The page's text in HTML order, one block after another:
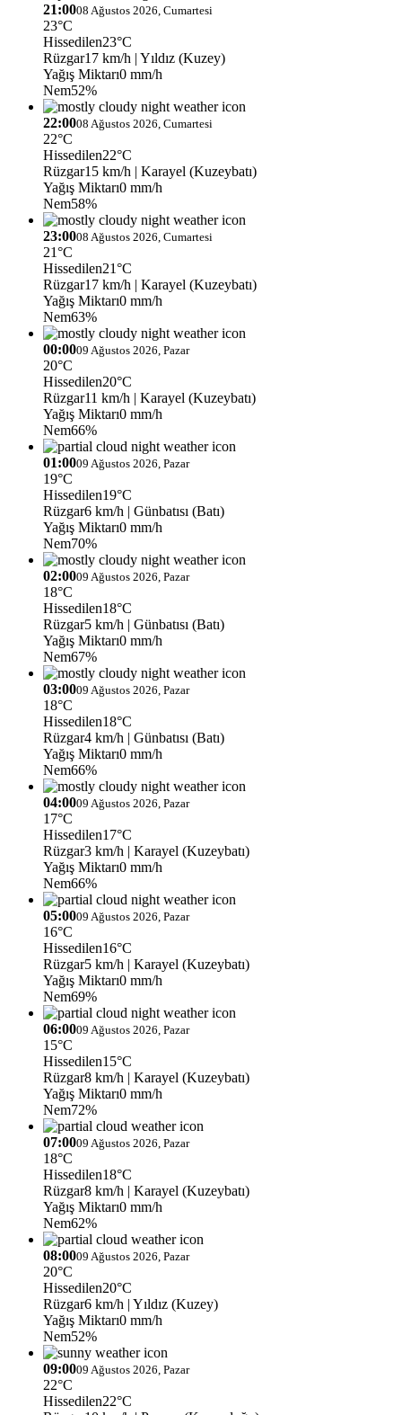
21:0008 Ağustos 2026, Cumartesi
23°C
Hissedilen23°C
Rüzgar17 km/h | Yıldız (Kuzey)
Yağış Miktarı0 mm/h
Nem52%
22:0008 Ağustos 2026, Cumartesi
22°C
Hissedilen22°C
Rüzgar15 km/h | Karayel (Kuzeybatı)
Yağış Miktarı0 mm/h
Nem58%
23:0008 Ağustos 2026, Cumartesi
21°C
Hissedilen21°C
Rüzgar17 km/h | Karayel (Kuzeybatı)
Yağış Miktarı0 mm/h
Nem63%
00:0009 Ağustos 2026, Pazar
20°C
Hissedilen20°C
Rüzgar11 km/h | Karayel (Kuzeybatı)
Yağış Miktarı0 mm/h
Nem66%
01:0009 Ağustos 2026, Pazar
19°C
Hissedilen19°C
Rüzgar6 km/h | Günbatısı (Batı)
Yağış Miktarı0 mm/h
Nem70%
02:0009 Ağustos 2026, Pazar
18°C
Hissedilen18°C
Rüzgar5 km/h | Günbatısı (Batı)
Yağış Miktarı0 mm/h
Nem67%
03:0009 Ağustos 2026, Pazar
18°C
Hissedilen18°C
Rüzgar4 km/h | Günbatısı (Batı)
Yağış Miktarı0 mm/h
Nem66%
04:0009 Ağustos 2026, Pazar
17°C
Hissedilen17°C
Rüzgar3 km/h | Karayel (Kuzeybatı)
Yağış Miktarı0 mm/h
Nem66%
05:0009 Ağustos 2026, Pazar
16°C
Hissedilen16°C
Rüzgar5 km/h | Karayel (Kuzeybatı)
Yağış Miktarı0 mm/h
Nem69%
06:0009 Ağustos 2026, Pazar
15°C
Hissedilen15°C
Rüzgar8 km/h | Karayel (Kuzeybatı)
Yağış Miktarı0 mm/h
Nem72%
07:0009 Ağustos 2026, Pazar
18°C
Hissedilen18°C
Rüzgar8 km/h | Karayel (Kuzeybatı)
Yağış Miktarı0 mm/h
Nem62%
08:0009 Ağustos 2026, Pazar
20°C
Hissedilen20°C
Rüzgar6 km/h | Yıldız (Kuzey)
Yağış Miktarı0 mm/h
Nem52%
09:0009 Ağustos 2026, Pazar
22°C
Hissedilen22°C